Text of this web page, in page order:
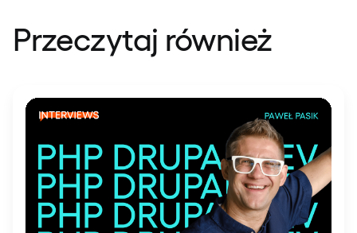
Przeczytaj również